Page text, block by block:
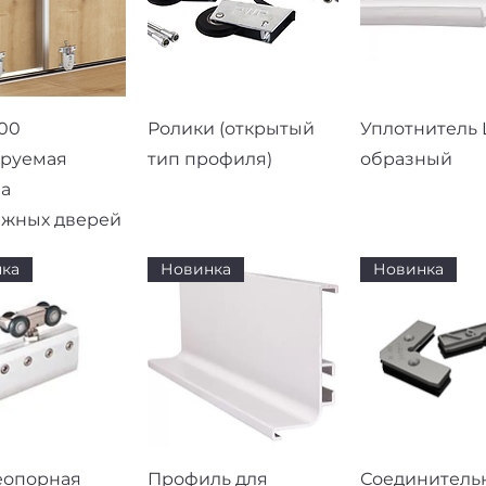
просмотр
дверей
Быстрый просмотр
Ролики (открытый
тип профиля)
Быстрый
Уплотнитель
образный
просмотр Быстрый просмотр
Новинка
Профиль для Быстрый
Новинка